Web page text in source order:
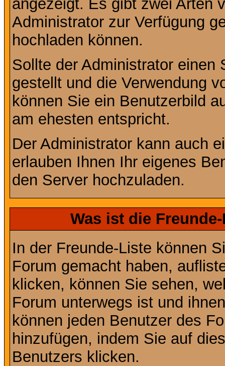
angezeigt. Es gibt zwei Arten
Administrator zur Verfügung
hochladen können.
Sollte der Administrator einen
gestellt und die Verwendung
können Sie ein Benutzerbild
am ehesten entspricht.
Der Administrator kann auch
erlauben Ihnen Ihr eigenes
den Server hochzuladen.
Was ist die
In der Freunde-Liste können
Forum gemacht haben,
klicken, können Sie sehen,
Forum unterwegs ist und
können jeden Benutzer des
hinzufügen, indem Sie auf
Benutzers klicken.